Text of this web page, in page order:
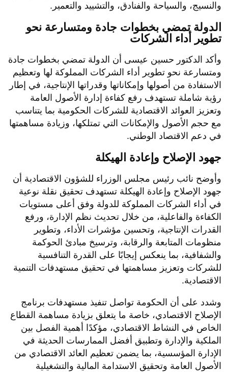
والنسيج، والسياحة والفنادق، والتشييد والتعمير.
الدولة تمضي بخطوات جادة ومتسارعة نحو
تطوير أداء الشركات
وأكد الدكتور حسين عيسى أن الدولة تمضي بخطوات جادة
ومتسارعة نحو تطوير أداء الشركات المملوكة لها وتعظيم
الاستفادة من أصولها وإمكاناتها وقدراتها الإنتاجية، في إطار
رؤية شاملة تستهدف رفع كفاءة إدارة الأصول العامة
وتعزيز العوائد الاقتصادية للشركات الحكومية بما يتناسب
مع حجم الأصول والإمكانات التي تمتلكها، وزيادة مساهمتها
في دعم الاقتصاد الوطني.
جهود الإصلاح وإعادة الهيكلة
وأوضح نائب رئيس مجلس الوزراء للشؤون الاقتصادية أن
جهود الإصلاح وإعادة الهيكلة تستهدف تحقيق نقلة نوعية
في أداء الشركات المملوكة للدولة وفق أعلى مستويات
الكفاءة والفاعلية، من خلال تحديث نظم الإدارة، ورفع
القدرات الإنتاجية، وتحسين مؤشرات الأداء، وتطوير
منظومات المتابعة والرقابة، وترسيخ مبادئ الحوكمة
والشفافية، بما ينعكس إيجابًا على القدرة التنافسية
للشركات وتعزيز مساهمتها في تحقيق مستهدفات التنمية
الاقتصادية.
وشدد على أن الحكومة تواصل تنفيذ مستهدفات برنامج
الإصلاح الاقتصادي، خاصة ما يتعلق بزيادة مساهمة القطاع
الخاص في النشاط الاقتصادي، مؤكدًا أهمية الفصل بين
الملكية والإدارة وتطبيق أفضل الممارسات الحديثة في
الإدارة المؤسسية، بما يضمن تعظيم العائد الاقتصادي من
الأصول العامة وتحقيق الاستدامة المالية والتشغيلية